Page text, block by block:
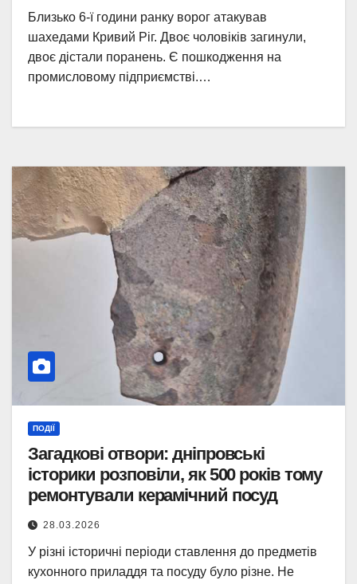
Близько 6-ї години ранку ворог атакував
шахедами Кривий Ріг. Двоє чоловіків загинули,
двоє дістали поранень. Є пошкодження на
промисловому підприємстві.…
ПОДІЇ
Загадкові отвори: дніпровські
історики розповіли, як 500 років тому
ремонтували керамічний посуд
28.03.2026
У різні історичні періоди ставлення до предметів
кухонного приладдя та посуду було різне. Не